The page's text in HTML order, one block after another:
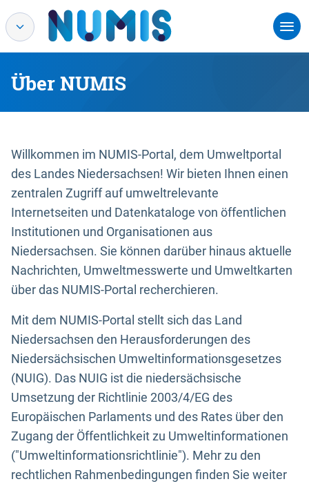
Über NUMIS
Willkommen im NUMIS-Portal, dem Umweltportal
des Landes Niedersachsen! Wir bieten Ihnen einen
zentralen Zugriff auf umweltrelevante
Internetseiten und Datenkataloge von öffentlichen
Institutionen und Organisationen aus
Niedersachsen. Sie können darüber hinaus aktuelle
Nachrichten, Umweltmesswerte und Umweltkarten
über das NUMIS-Portal recherchieren.
Mit dem NUMIS-Portal stellt sich das Land
Niedersachsen den Herausforderungen des
Niedersächsischen Umweltinformationsgesetzes
(NUIG). Das NUIG ist die niedersächsische
Umsetzung der Richtlinie 2003/4/EG des
Europäischen Parlaments und des Rates über den
Zugang der Öffentlichkeit zu Umweltinformationen
("Umweltinformationsrichtlinie"). Mehr zu den
rechtlichen Rahmenbedingungen finden Sie weiter